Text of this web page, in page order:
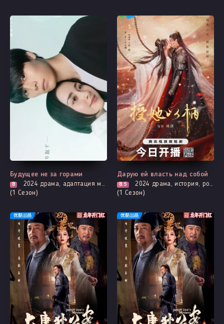
Выходит - 3 Серия
Будущее не за горами
8 2024 драма, адаптация манги, мистика, расследование, про призраков, демонов и сверхъестественное, триллер
(1 Сезон)
Все серии
Дарую ей власть над собой
8.5 2024 драма, история, романтика
(1 Сезон)